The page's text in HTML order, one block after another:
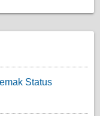
Status